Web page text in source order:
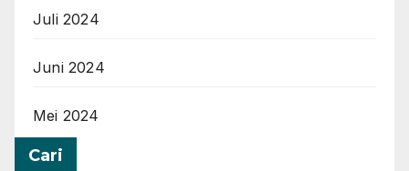
Juli 2024
Juni 2024
Mei 2024
Cari